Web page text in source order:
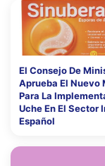
El Consejo De
Aprueba El Nuevo
Para La
Uche En El Sector
Español